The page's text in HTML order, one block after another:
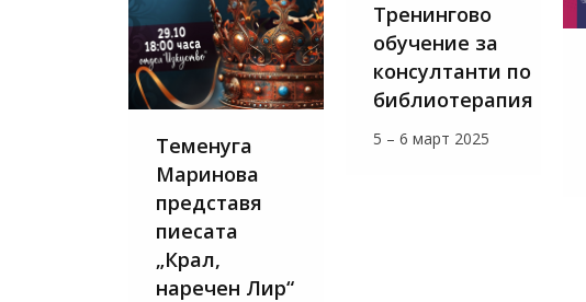
Теменуга
Маринова
представя
пиесата
„Крал,
наречен Лир“
Тренингово
обучение за
консултанти по
библиотерапия
5 – 6 март 2025